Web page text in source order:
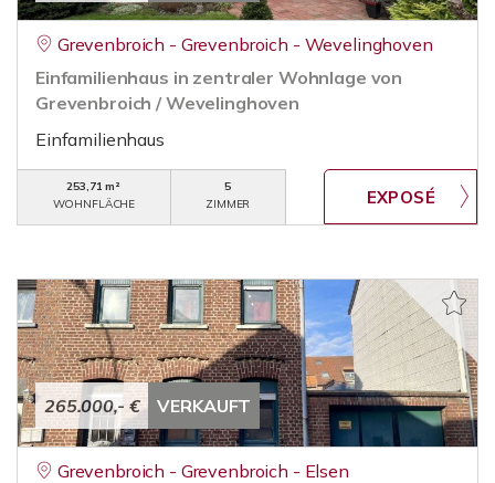
Grevenbroich - Grevenbroich - Wevelinghoven
Einfamilienhaus in zentraler Wohnlage von
Grevenbroich / Wevelinghoven
Einfamilienhaus
253,71 m²
WOHNFLÄCHE
5
ZIMMER
265.000,- € VERKAUFT
Grevenbroich - Grevenbroich - Elsen